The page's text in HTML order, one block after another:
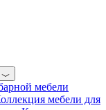
мебели
мебели для